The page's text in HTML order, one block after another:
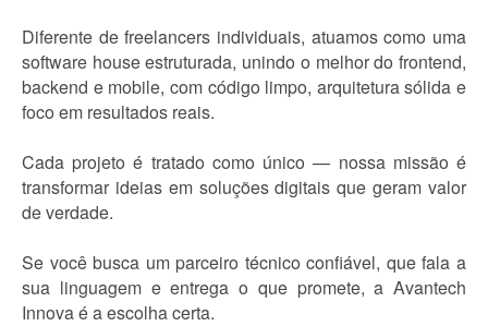
Diferente de freelancers individuais, atuamos como uma
software house estruturada, unindo o melhor do frontend,
backend e mobile, com código limpo, arquitetura sólida e
foco em resultados reais.
Cada projeto é tratado como único — nossa missão é
transformar ideias em soluções digitais que geram valor
de verdade.
Se você busca um parceiro técnico confiável, que fala a
sua linguagem e entrega o que promete, a Avantech
Innova é a escolha certa.